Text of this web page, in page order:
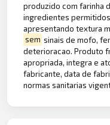
produzido com farinha
ingredientes
apresentando textura
sem sinais de mofo,
deterioracao. Produto
apropriada, integra e
fabricante, data de
normas sanitarias